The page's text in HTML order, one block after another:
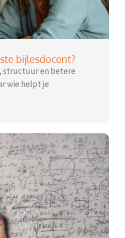
bijlesdocent?
structuur en betere
wie helpt je